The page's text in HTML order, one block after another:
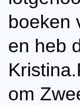
boeken
en heb
om